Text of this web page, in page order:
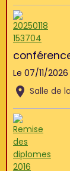
Le 07/11/2026
Salle de